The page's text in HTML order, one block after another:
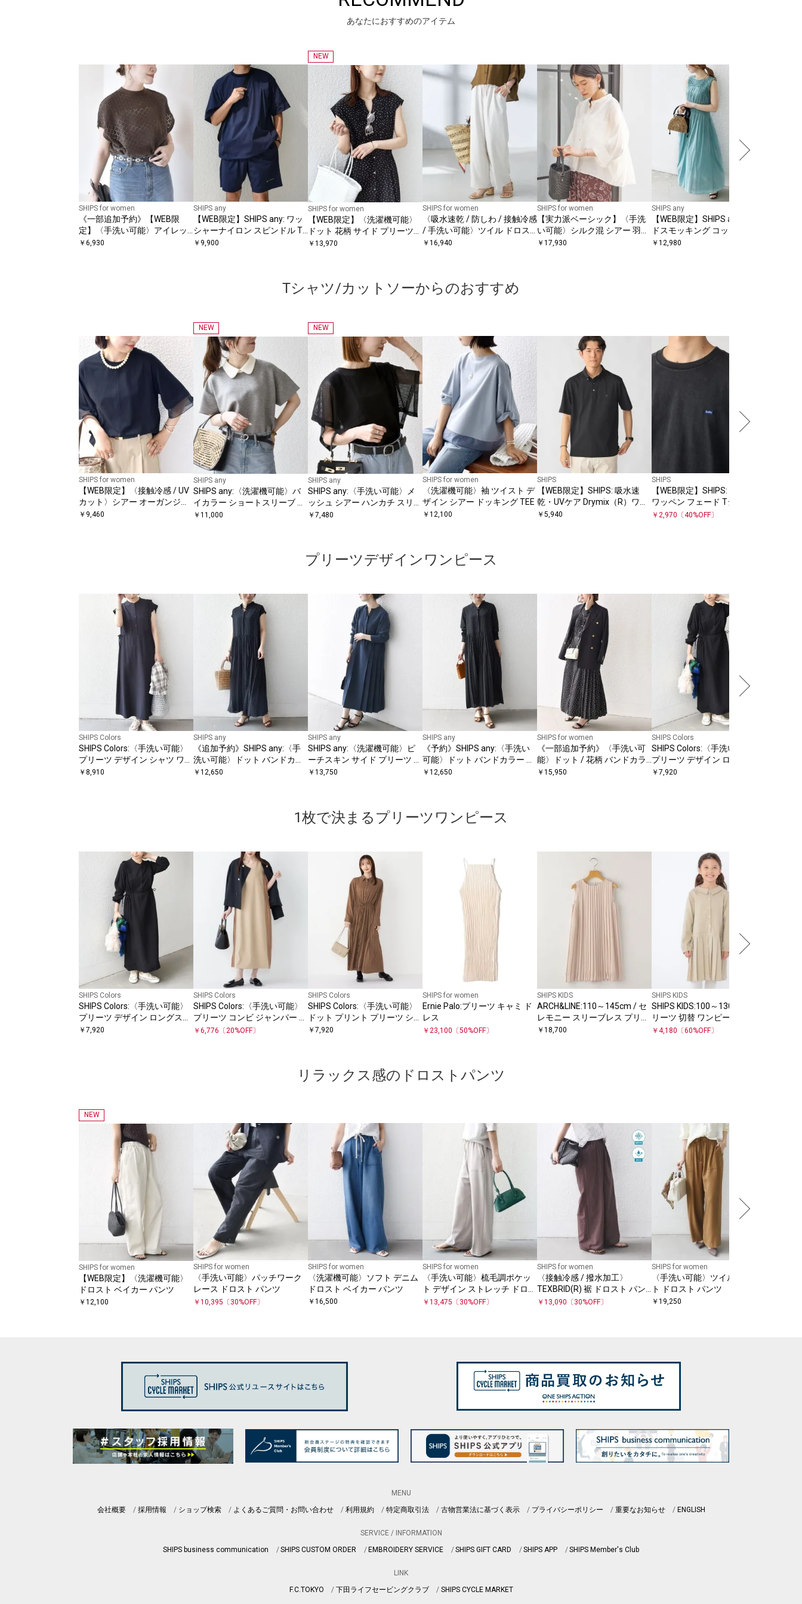
あなたにおすすめのアイテム
SHIPS for women
《一部追加予約》【WEB限
定】〈手洗い可能〉アイレッ
ト クルーネック プルオーバー
￥ 6,930
SHIPS any
【WEB限定】SHIPS any: ワッ
シャーナイロン スピンドル T
シャツ＋イージーショーツ セ
￥ 9,900
NEW
SHIPS for women
【WEB限定】〈洗濯機可能〉
ドット 花柄 サイド プリーツ
フレンチスリーブ ワンピース
￥ 13,970
SHIPS for women
〈吸水速乾 / 防しわ / 接触冷感
/ 手洗い可能〉ツイル ドロス
ト パンツ
￥ 16,940
SHIPS for women
【実力派ベーシック】〈手洗
い可能〉シルク混 シアー 羽織
シャツ
￥ 17,930
SHIPS any
【WEB限定】SHIPS any: ハン
ドスモッキング コットン フレ
ア ノースリーブ ワンピース
￥ 12,980
Tシャツ/カットソーからのおすすめ
SHIPS for women
【WEB限定】〈接触冷感 / UV
カット〉シアー オーガンジー
コンビ プルオーバー
￥ 9,460
NEW
SHIPS any
SHIPS any:〈洗濯機可能〉バ
イカラー ショートスリーブ プ
ルオーバー
￥ 11,000
NEW
SHIPS any
SHIPS any:〈手洗い可能〉メ
ッシュ シアー ハンカチ スリー
ブ ドッキング TEE
￥ 7,480
SHIPS for women
〈洗濯機可能〉袖 ツイスト デ
ザイン シアー ドッキング TEE
￥ 12,100
SHIPS
【WEB限定】SHIPS: 吸水速
乾・UVケア Drymix（R）ワン
ポイントロゴ ボタンダウン ポ
￥ 5,940
SHIPS
【WEB限定】SHIPS: マイクロ
ワッペン フェード Tシャツ
￥ 2,970 〔40%OFF〕
プリーツデザインワンピース
SHIPS Colors
SHIPS Colors:〈手洗い可能〉
プリーツ デザイン シャツ ワン
ピース2◇
￥ 8,910
SHIPS any
《追加予約》SHIPS any:〈手
洗い可能〉ドット バンドカラ
ー フレンチ プリーツ ロング
￥ 12,650
SHIPS any
SHIPS any:〈洗濯機可能〉ピ
ーチスキン サイド プリーツ バ
ンドカラー シャツ ワンピース
￥ 13,750
SHIPS any
《予約》SHIPS any:〈手洗い
可能〉ドット バンドカラー プ
リーツ ロング ワンピース
￥ 12,650
SHIPS for women
《一部追加予約》〈手洗い可
能〉ドット / 花柄 バンドカラ
ー サイド プリーツ ワンピース
￥ 15,950
SHIPS Colors
SHIPS Colors:〈手洗い可能〉
プリーツ デザイン ロングスリ
ーブ ワンピース◇
￥ 7,920
1枚で決まるプリーツワンピース
SHIPS Colors
SHIPS Colors:〈手洗い可能〉
プリーツ デザイン ロングスリ
ーブ ワンピース◇
￥ 7,920
SHIPS Colors
SHIPS Colors:〈手洗い可能〉
プリーツ コンビ ジャンパー ワ
ンピース
￥ 6,776 〔20%OFF〕
SHIPS Colors
SHIPS Colors:〈手洗い可能〉
ドット プリント プリーツ シャ
ツ ワンピース
￥ 7,920
SHIPS for women
Ernie Palo:プリーツ キャミ ド
レス
￥ 23,100 〔50%OFF〕
SHIPS KIDS
ARCH&LINE:110～145cm / セ
レモニー スリーブレス プリー
ツ ドレス
￥ 18,700
SHIPS KIDS
SHIPS KIDS:100～130cm / プ
リーツ 切替 ワンピース
￥ 4,180 〔60%OFF〕
リラックス感のドロストパンツ
NEW
SHIPS for women
【WEB限定】〈洗濯機可能〉
ドロスト ベイカー パンツ
￥ 12,100
SHIPS for women
〈手洗い可能〉パッチワーク
レース ドロスト パンツ
￥ 10,395 〔 30%OFF〕
SHIPS for women
〈洗濯機可能〉ソフト デニム
ドロスト ベイカー パンツ
￥ 16,500
SHIPS for women
〈手洗い可能〉梳毛調ポケッ
ト デザイン ストレッチ ドロス
ト パンツ
￥ 13,475 〔 30%OFF〕
SHIPS for women
〈接触冷感 / 撥水加工〉
TEXBRID(R) 裾 ドロスト パン
ツ
￥ 13,090 〔 30%OFF〕
SHIPS for women
〈手洗い可能〉ツイル ポケッ
ト ドロスト パンツ
￥ 19,250
MENU
会社概要
採用情報 ショップ検索 よくあるご質問・お問い合わせ 利用規約 特定商取引法 古物営業法に基づく表示 プライバシーポリシー 重要なお知らせ ENGLISH
SERVICE / INFORMATION
SHIPS business communication
SHIPS CUSTOM ORDER EMBROIDERY SERVICE SHIPS GIFT CARD SHIPS APP SHIPS Member's Club
LINK
F.C.TOKYO
下田ライフセービングクラブ SHIPS CYCLE MARKET